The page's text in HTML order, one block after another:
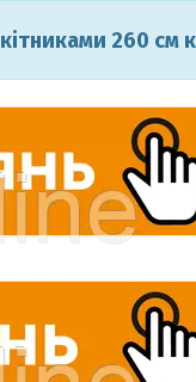
260 см